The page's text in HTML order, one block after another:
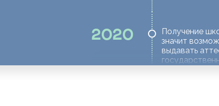
2020
Получение
значит
выдавать